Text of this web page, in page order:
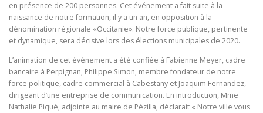
en présence de 200 personnes. Cet événement a fait suite à la
naissance de notre formation, il y a un an, en opposition à la
dénomination régionale «Occitanie». Notre force publique, pertinente
et dynamique, sera décisive lors des élections municipales de 2020.
L’animation de cet événement a été confiée à Fabienne Meyer, cadre
bancaire à Perpignan, Philippe Simon, membre fondateur de notre
force politique, cadre commercial à Cabestany et Joaquim Fernandez,
dirigeant d’une entreprise de communication. En introduction, Mme
Nathalie Piqué, adjointe au maire de Pézilla, déclarait « Notre ville vous